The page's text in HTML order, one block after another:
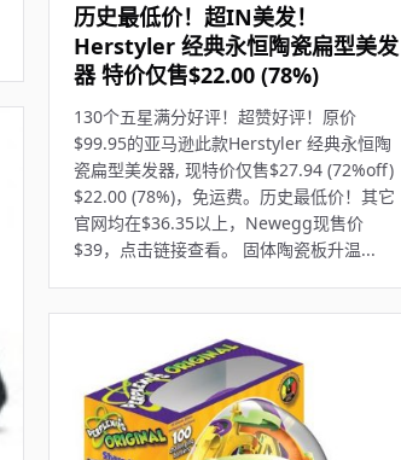
历史最低价！超IN美发！
Herstyler 经典永恒陶瓷扁型美发
器 特价仅售$22.00 (78%)
130个五星满分好评！超赞好评！原价
$99.95的亚马逊此款Herstyler 经典永恒陶
瓷扁型美发器, 现特价仅售$27.94 (72%off)
$22.00 (78%)，免运费。历史最低价！其它
官网均在$36.35以上，Newegg现售价
$39，点击链接查看。 固体陶瓷板升温...